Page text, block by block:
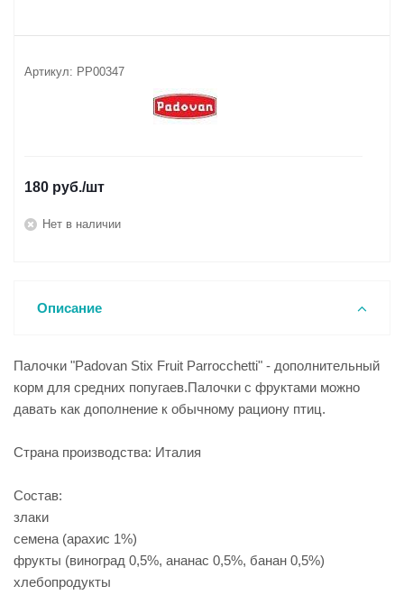
Артикул: PP00347
180 руб./шт
Нет в наличии
Описание
Палочки "Padovan Stix Fruit Parrocchetti" - дополнительный
корм для средних попугаев.Палочки с фруктами можно
давать как дополнение к обычному рациону птиц.
Страна производства: Италия
Состав:
злаки
семена (арахис 1%)
фрукты (виноград 0,5%, ананас 0,5%, банан 0,5%)
хлебопродукты